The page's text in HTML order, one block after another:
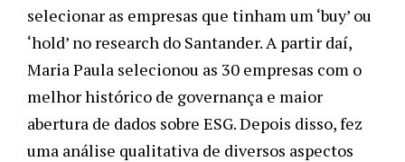
selecionar as empresas que tinham um ‘buy’ ou
‘hold’ no research do Santander. A partir daí,
Maria Paula selecionou as 30 empresas com o
melhor histórico de governança e maior
abertura de dados sobre ESG. Depois disso, fez
uma análise qualitativa de diversos aspectos